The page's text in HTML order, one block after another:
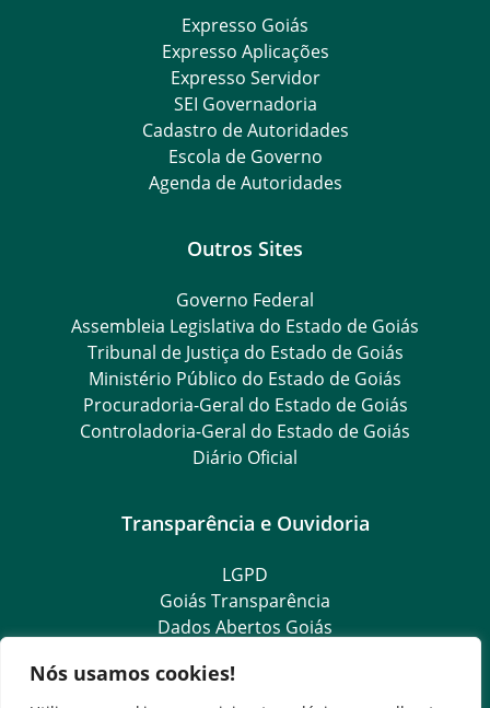
Nós usamos cookies!
Expresso Goiás
Expresso Aplicações
Expresso Servidor
SEI Governadoria
Cadastro de Autoridades
Escola de Governo
Agenda de Autoridades
Outros Sites
Governo Federal
Assembleia Legislativa do Estado de Goiás
Tribunal de Justiça do Estado de Goiás
Ministério Público do Estado de Goiás
Procuradoria-Geral do Estado de Goiás
Controladoria-Geral do Estado de Goiás
Diário Oficial
Transparência e Ouvidoria
LGPD
Goiás Transparência
Dados Abertos Goiás
SIC – Serviço de Informação ao Cidadão